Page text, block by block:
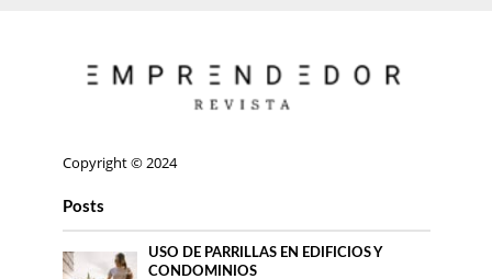
Copyright © 2024
Posts
USO DE PARRILLAS EN EDIFICIOS Y
CONDOMINIOS